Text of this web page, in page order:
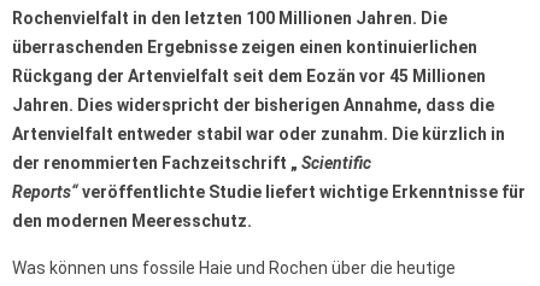
Rochenvielfalt in den letzten 100 Millionen Jahren. Die
überraschenden Ergebnisse zeigen einen kontinuierlichen
Rückgang der Artenvielfalt seit dem Eozän vor 45 Millionen
Jahren. Dies widerspricht der bisherigen Annahme, dass die
Artenvielfalt entweder stabil war oder zunahm. Die kürzlich in
der renommierten Fachzeitschrift „ Scientific
Reports“veröffentlichte Studie liefert wichtige Erkenntnisse für
den modernen Meeresschutz.
Was können uns fossile Haie und Rochen über die heutige